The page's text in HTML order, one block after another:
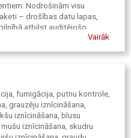
risinājumi:
piedāvājam arī nestandarta
mazgāšanu un telpu ģenerālo
Nodrošinām visu
– drošības datu lapas,
atbilst auditējošo
Vairāk
fumigācija, putnu kontrole,
grauzēju iznīcināšana,
iznīcināšana, blusu
iznīcināšana, skudru